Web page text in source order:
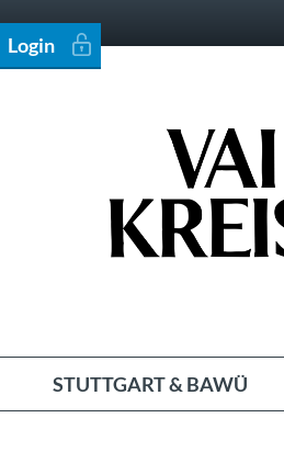
Login
STUTTGART & BAWÜ